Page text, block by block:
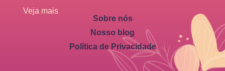
Veja mais
Sobre nós
Nosso blog
Política de Privacidade